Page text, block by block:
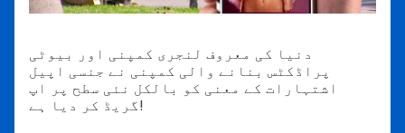
دنیا کی معروف لنجری کمپنی اور بیوٹی
پراڈکٹس بنانے والی کمپنی نے جنسی اپیل
اشتہارات کے معنی کو بالکل نئی سطح پر اپ
گریڈ کر دیا ہے!